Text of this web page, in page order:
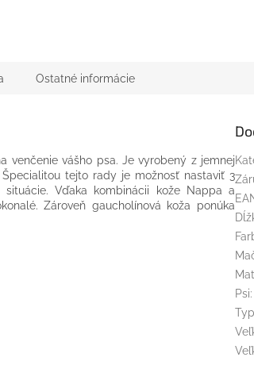
Ostatné informácie
venčenie vášho psa. Je vyrobený z jemnej
tejto rady je možnosť nastaviť 3
Vďaka kombinácii kože Nappa a
Zároveň gaucholínová koža ponúka
Psi: